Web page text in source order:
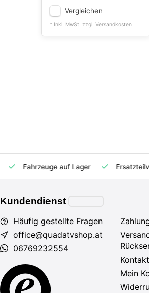
Vergleichen
* Inkl. MwSt. zzgl. Versandkosten
Fahrzeuge auf Lager
Kundendienst
Häufig gestellte Fragen
office@quadatvshop.at
06769232554
Kontakt
Mein